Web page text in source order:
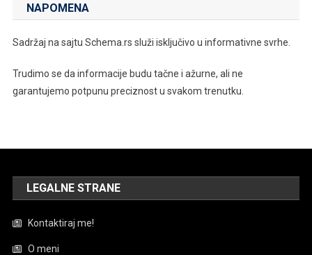
NAPOMENA
Sadržaj na sajtu Schema.rs služi isključivo u informativne svrhe.
Trudimo se da informacije budu tačne i ažurne, ali ne
garantujemo potpunu preciznost u svakom trenutku.
LEGALNE STRANE
Kontaktiraj me!
O meni